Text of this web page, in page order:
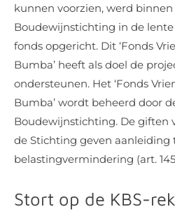
kunnen voorzien, werd
Boudewijnstichting in de
fonds opgericht. Dit ‘Fonds
Bumba’ heeft als doel de
ondersteunen. Het ‘Fonds
Bumba’ wordt beheerd door
Boudewijnstichting. De giften
de Stichting geven aanleiding
belastingvermindering (art.
Stort op de KBS-